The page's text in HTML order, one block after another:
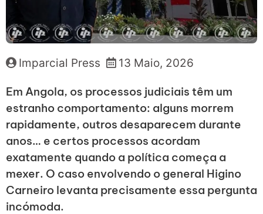
Imparcial Press 13 Maio, 2026
Em Angola, os processos judiciais têm um
estranho comportamento: alguns morrem
rapidamente, outros desaparecem durante
anos… e certos processos acordam
exatamente quando a política começa a
mexer. O caso envolvendo o general Higino
Carneiro levanta precisamente essa pergunta
incómoda.